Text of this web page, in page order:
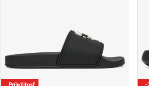
Príležitosť -